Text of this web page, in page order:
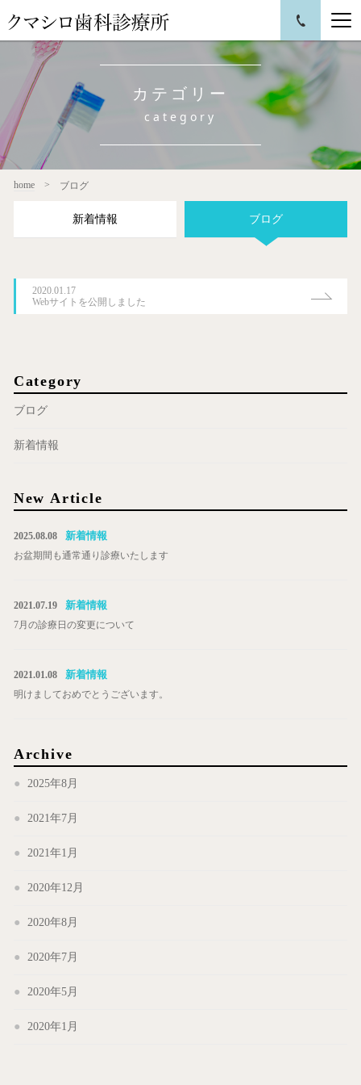
カテゴリー
category
home ブログ
新着情報 ブログ
2020.01.17
Webサイトを公開しました
Category
ブログ
新着情報
New Article
2025.08.08 新着情報
お盆期間も通常通り診療いたします
2021.07.19 新着情報
7月の診療日の変更について
2021.01.08 新着情報
明けましておめでとうございます。
Archive
2025年8月
2021年7月
2021年1月
2020年12月
2020年8月
2020年7月
2020年5月
2020年1月